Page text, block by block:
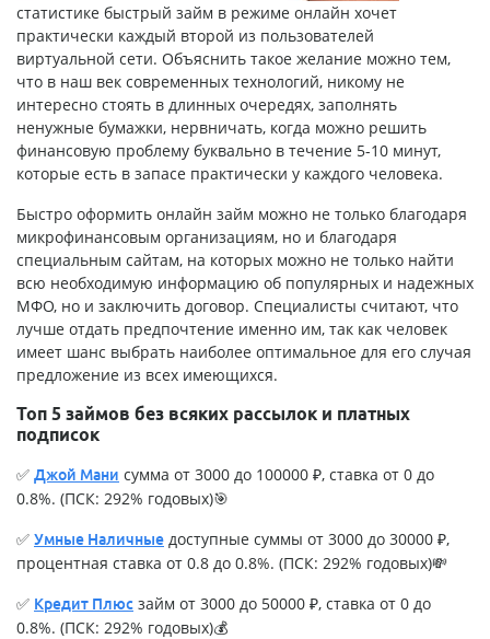
статистике быстрый займ в режиме онлайн хочет
практически каждый второй из пользователей
виртуальной сети. Объяснить такое желание можно тем,
что в наш век современных технологий, никому не
интересно стоять в длинных очередях, заполнять
ненужные бумажки, нервничать, когда можно решить
финансовую проблему буквально в течение 5-10 минут,
которые есть в запасе практически у каждого человека.
Быстро оформить онлайн займ можно не только благодаря
микрофинансовым организациям, но и благодаря
специальным сайтам, на которых можно не только найти
всю необходимую информацию об популярных и надежных
МФО, но и заключить договор. Специалисты считают, что
лучше отдать предпочтение именно им, так как человек
имеет шанс выбрать наиболее оптимальное для его случая
предложение из всех имеющихся.
Топ 5 займов без всяких рассылок и платных
подписок
✅ Джой Мани сумма от 3000 до 100000 ₽, ставка от 0 до
0.8%. (ПСК: 292% годовых)🎯
✅ Умные Наличные доступные суммы от 3000 до 30000 ₽,
процентная ставка от 0.8 до 0.8%. (ПСК: 292% годовых)💸
✅ Кредит Плюс займ от 3000 до 50000 ₽, ставка от 0 до
0.8%. (ПСК: 292% годовых)💰